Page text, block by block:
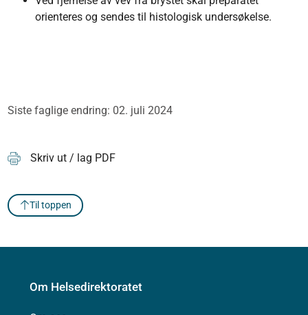
orienteres og sendes til histologisk undersøkelse.
Siste faglige endring: 02. juli 2024
Skriv ut / lag PDF
Til toppen
Om Helsedirektoratet